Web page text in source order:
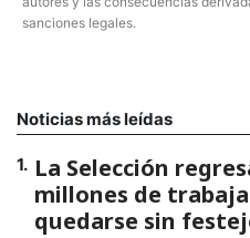
sanciones legales.
Noticias más leídas
1. La Selección
millones de
quedarse sin